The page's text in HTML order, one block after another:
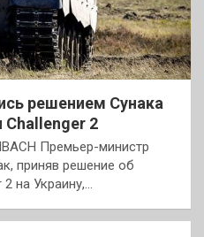
решением Сунака
Challenger 2
Премьер-министр
приняв решение об
на Украину,…